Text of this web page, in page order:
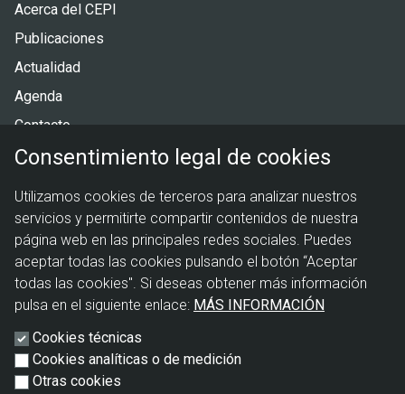
Pie
de
Acerca del CEPI
Publicaciones
Actualidad
Agenda
Contacto
legal
Política de cookies
Aviso legal
Consentimiento legal de cookies
Utilizamos cookies de terceros para analizar nuestros
servicios y permitirte compartir contenidos de nuestra
página web en las principales redes sociales. Puedes
aceptar todas las cookies pulsando el botón “Aceptar
todas las cookies". Si deseas obtener más información
pulsa en el siguiente enlace: MÁS INFORMACIÓN
Cookies técnicas
Cookies analíticas o de medición
Otras cookies